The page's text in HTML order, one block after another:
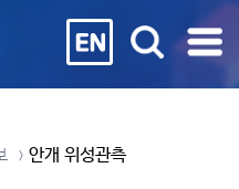
안개 위성관측